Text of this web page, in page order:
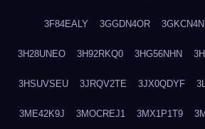
3F84EALY 3GGDN4OR
3H28UNEO 3H92RKQ0 3HG56NHN
3HSUVSEU 3JRQV2TE 3JX0QDYF
3ME42K9J 3MOCREJ1 3MX1P1T9